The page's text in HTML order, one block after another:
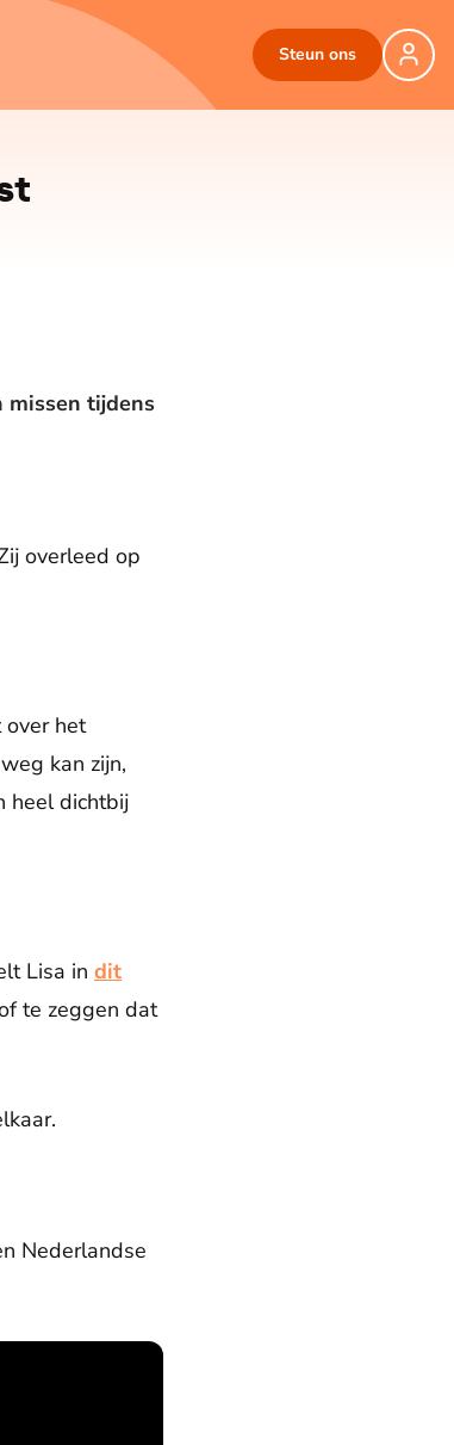
Steun ons
missen tijdens
overleed op
het
kan zijn,
heel dichtbij
Lisa in dit
te zeggen dat
Nederlandse